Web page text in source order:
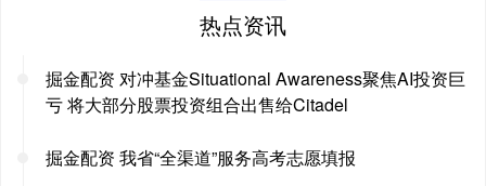
热点资讯
掘金配资 对冲基金Situational Awareness聚焦AI投资巨
亏 将大部分股票投资组合出售给Citadel
掘金配资 我省“全渠道”服务高考志愿填报